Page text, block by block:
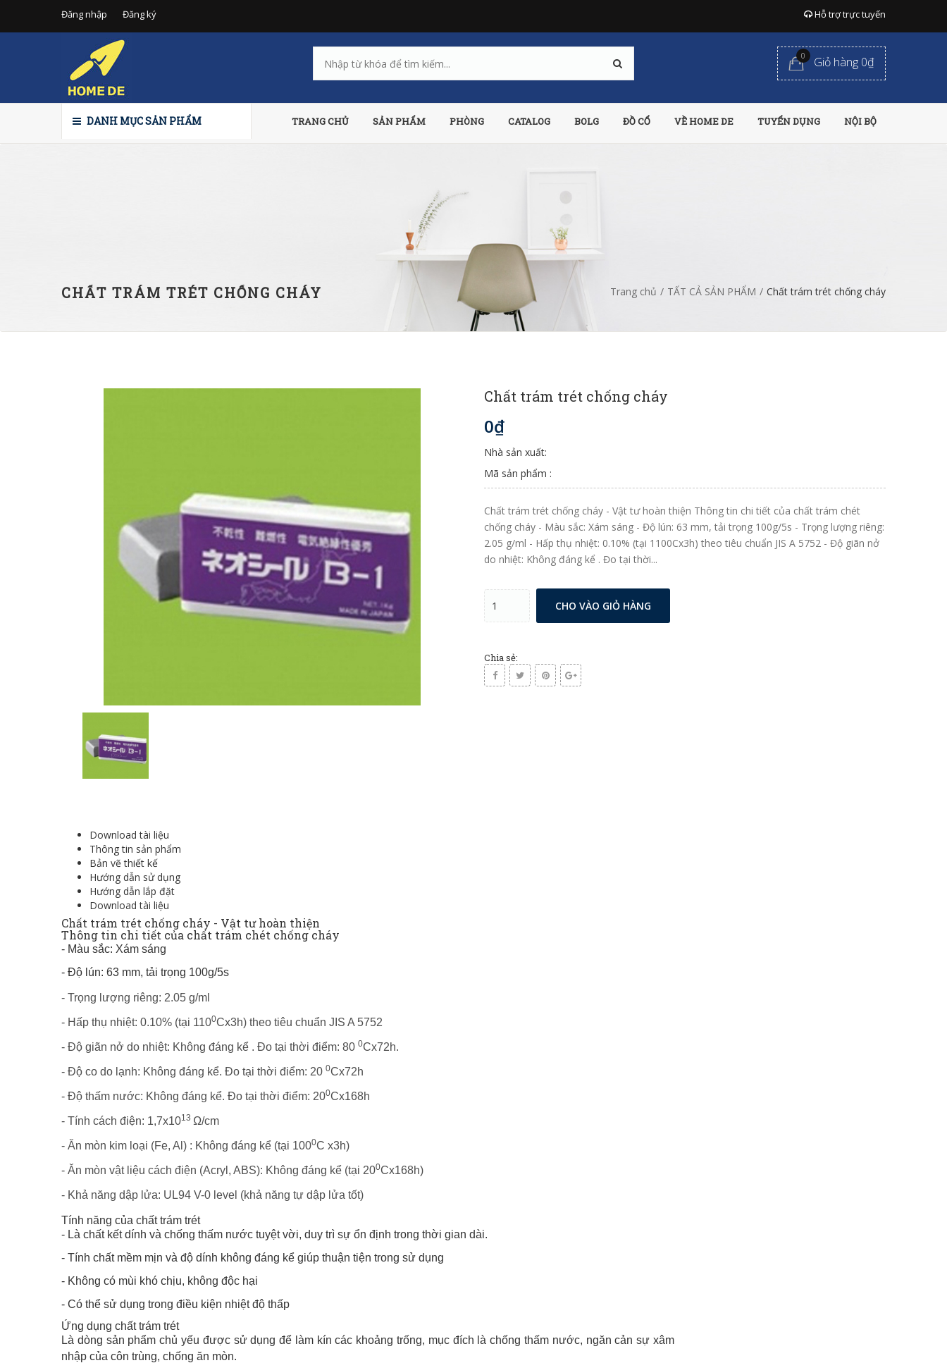
Đăng nhập Đăng ký Hỗ trợ trực tuyến
0 Giỏ hàng 0₫
DANH MỤC SẢN PHẨM TRANG CHỦ SẢN PHẨM PHÒNG CATALOG BOLG ĐỒ CỔ VỀ HOME DE TUYỂN DỤNG NỘI BỘ
CHẤT TRÁM TRÉT CHỐNG CHÁY Trang chủ / TẤT CẢ SẢN PHẨM / Chất trám trét chống cháy
Chất trám trét chống cháy
0₫
Nhà sản xuất:
Mã sản phẩm :
Chất trám trét chống cháy - Vật tư hoàn thiện Thông tin chi tiết của chất trám chét
chống cháy - Màu sắc: Xám sáng - Độ lún: 63 mm, tải trọng 100g/5s - Trọng lượng riêng:
2.05 g/ml - Hấp thụ nhiệt: 0.10% (tại 1100Cx3h) theo tiêu chuẩn JIS A 5752 - Độ giãn nở
do nhiệt: Không đáng kể . Đo tại thời...
CHO VÀO GIỎ HÀNG
Chia sẻ:
Download tài liệu
Thông tin sản phẩm
Bản vẽ thiết kế
Hướng dẫn sử dụng
Hướng dẫn lắp đặt
Download tài liệu
Chất trám trét chống cháy - Vật tư hoàn thiện
Thông tin chi tiết của chất trám chét chống cháy
- Màu sắc: Xám sáng
- Độ lún: 63 mm, tải trọng 100g/5s
- Trọng lượng riêng: 2.05 g/ml
- Hấp thụ nhiệt: 0.10% (tại 1100Cx3h) theo tiêu chuẩn JIS A 5752
- Độ giãn nở do nhiệt: Không đáng kể . Đo tại thời điểm: 80 0Cx72h.
- Độ co do lạnh: Không đáng kể. Đo tại thời điểm: 20 0Cx72h
- Độ thấm nước: Không đáng kể. Đo tại thời điểm: 200Cx168h
- Tính cách điện: 1,7x1013 Ω/cm
- Ăn mòn kim loại (Fe, Al) : Không đáng kể (tại 1000C x3h)
- Ăn mòn vật liệu cách điện (Acryl, ABS): Không đáng kể (tại 200Cx168h)
- Khả năng dập lửa: UL94 V-0 level (khả năng tự dập lửa tốt)
Tính năng của chất trám trét
- Là chất kết dính và chống thấm nước tuyệt vời, duy trì sự ổn định trong thời gian dài.
- Tính chất mềm mịn và độ dính không đáng kể giúp thuận tiện trong sử dụng
- Không có mùi khó chịu, không độc hại
- Có thể sử dụng trong điều kiện nhiệt độ thấp
Ứng dụng chất trám trét
Là dòng sản phẩm chủ yếu được sử dụng để làm kín các khoảng trống, mục đích là chống thấm nước, ngăn cản sự xâm
nhập của côn trùng, chống ăn mòn.